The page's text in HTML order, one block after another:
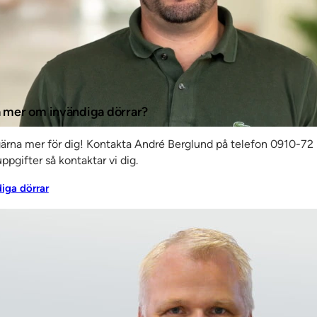
om invändiga dörrar?
mer för dig! Kontakta André Berglund på telefon 0910-72
så kontaktar vi dig.
dörrar